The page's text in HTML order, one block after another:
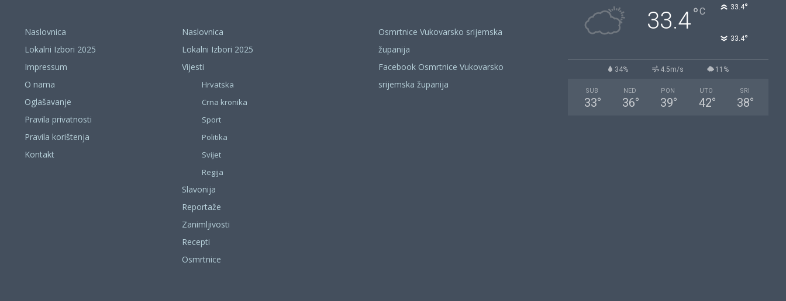
Naslovnica
Lokalni Izbori 2025
Impressum
O nama
Oglašavanje
Pravila privatnosti
Pravila korištenja
Kontakt
Naslovnica
Lokalni Izbori 2025
Vijesti
Hrvatska
Crna kronika
Sport
Politika
Svijet
Regija
Slavonija
Reportaže
Zanimljivosti
Recepti
Osmrtnice
Osmrtnice Vukovarsko srijemska
županija
Facebook Osmrtnice Vukovarsko
srijemska županija
33.4°C 33.4°
33.4°
34% 4.5m/s 11%
SUB
33°
NED
36°
PON
39°
UTO
42°
SRI
38°